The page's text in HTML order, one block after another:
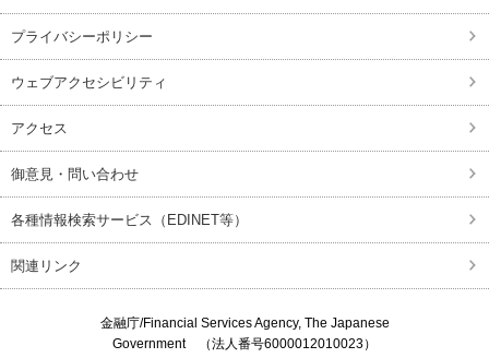
プライバシーポリシー
ウェブアクセシビリティ
アクセス
御意見・問い合わせ
各種情報検索サービス（EDINET等）
関連リンク
金融庁/Financial Services Agency, The Japanese
Government（法人番号6000012010023）